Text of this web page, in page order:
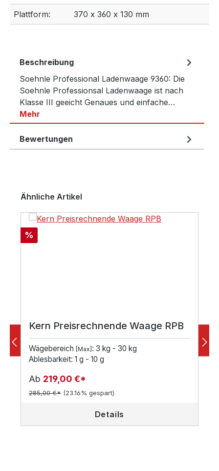
Plattform: 370 x 360 x 130 mm
Beschreibung
Soehnle Professional Ladenwaage 9360: Die
Soehnle Professionsal Ladenwaage ist nach
Klasse III geeicht Genaues und einfache…
Mehr
Bewertungen
Produktgalerie überspringen
Ähnliche Artikel
Rabatt
%
Kern Preisrechnende Waage RPB
Wägebereich [Max] : 3 kg - 30 kg
Ablesbarkeit: 1 g - 10 g
Ab 219,00 €*
285,00 €* (23.16% gespart)
Details